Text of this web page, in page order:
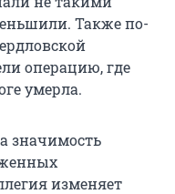
Также по-
операцию, где
умерла.
значимость
изменяет